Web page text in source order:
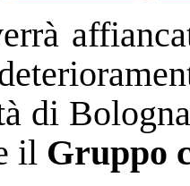
di
il Gruppo